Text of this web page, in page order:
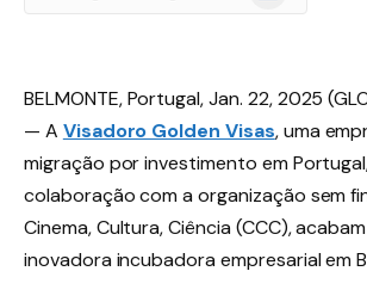
Notícias
BELMONTE, Portugal, Jan. 22, 2025
— A Visadoro Golden Visas, uma
migração por investimento em
colaboração com a organização sem
Cinema, Cultura, Ciência (CCC),
inovadora incubadora empresarial em